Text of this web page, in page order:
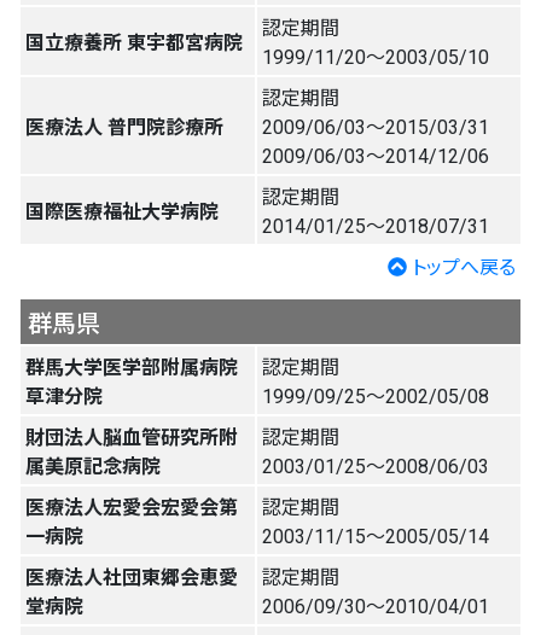
国立療養所 東宇都宮病院
認定期間
1999/11/20〜2003/05/10
医療法人 普門院診療所
認定期間
2009/06/03〜2015/03/31
2009/06/03〜2014/12/06
国際医療福祉大学病院
認定期間
2014/01/25〜2018/07/31
トップへ戻る
群馬県
群馬大学医学部附属病院
草津分院
認定期間
1999/09/25〜2002/05/08
財団法人脳血管研究所附
属美原記念病院
認定期間
2003/01/25〜2008/06/03
医療法人宏愛会宏愛会第
一病院
認定期間
2003/11/15〜2005/05/14
医療法人社団東郷会恵愛
堂病院
認定期間
2006/09/30〜2010/04/01